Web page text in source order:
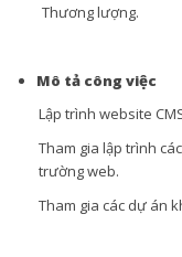
Thương lượng.
Mô tả công việc
Lập trình website
Tham gia lập trình
trường web.
Tham gia các dự án